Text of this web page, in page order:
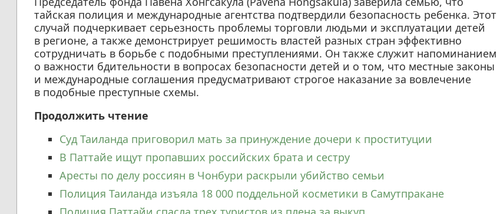
тайская полиция и международные агентства подтвердили безопасность ребенка. Этот
случай подчеркивает серьезность проблемы торговли людьми и эксплуатации детей
в регионе, а также демонстрирует решимость властей разных стран эффективно
сотрудничать в борьбе с подобными преступлениями. Он также служит напоминанием
о важности бдительности в вопросах безопасности детей и о том, что местные законы
и международные соглашения предусматривают строгое наказание за вовлечение
в подобные преступные схемы.
Продолжить чтение
Суд Таиланда приговорил мать за принуждение дочери к проституции
В Паттайе ищут пропавших российских брата и сестру
Аресты по делу россиян в Чонбури раскрыли убийство семьи
Полиция Таиланда изъяла 18 000 поддельной косметики в Самутпракане